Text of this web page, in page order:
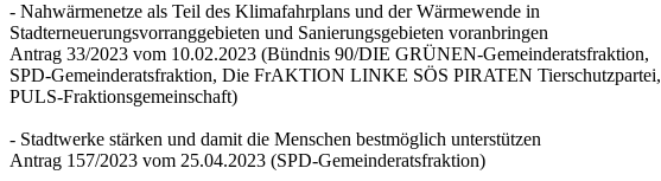
- Nahwärmenetze als Teil des Klimafahrplans und der Wärmewende in
Stadterneuerungsvorranggebieten und Sanierungsgebieten voranbringen
Antrag 33/2023 vom 10.02.2023 (Bündnis 90/DIE GRÜNEN-Gemeinderatsfraktion,
SPD-Gemeinderatsfraktion, Die FrAKTION LINKE SÖS PIRATEN Tierschutzpartei,
PULS-Fraktionsgemeinschaft)
- Stadtwerke stärken und damit die Menschen bestmöglich unterstützen
Antrag 157/2023 vom 25.04.2023 (SPD-Gemeinderatsfraktion)